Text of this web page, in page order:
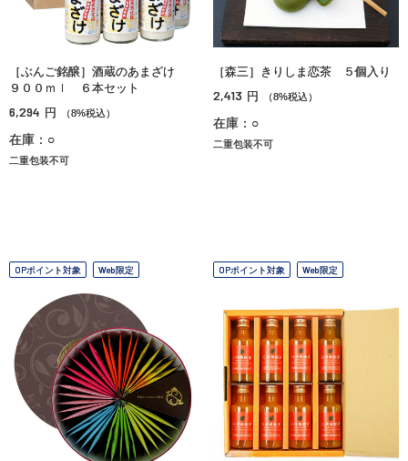
［ぶんご銘醸］酒蔵のあまざけ
９００ｍｌ ６本セット
6,294 円 （8%税込）
在庫：○
二重包装不可
［森三］きりしま恋茶 ５個入り
2,413 円 （8%税込）
在庫：○
二重包装不可
OPポイント対象 Web限定 OPポイント対象 Web限定